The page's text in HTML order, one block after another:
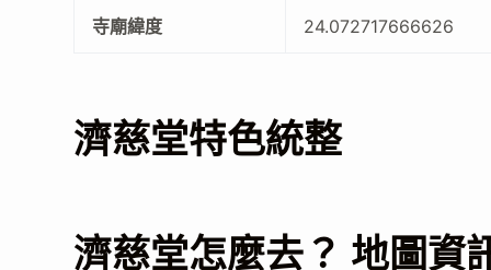
寺廟緯度 24.072717666626
濟慈堂特色統整
濟慈堂怎麼去？ 地圖資